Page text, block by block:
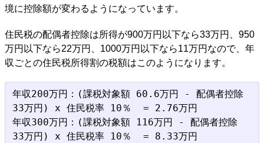
境に控除額が変わるようになっています。
住民税の配偶者控除は所得が900万円以下なら33万円、950
万円以下なら22万円、1000万円以下なら11万円なので、年
収ごとの住民税所得割の税額はこのようになります。
年収200万円：(課税対象額 60.6万円 - 配偶者控除
33万円) x 住民税率 10％  = 2.76万円
年収300万円：(課税対象額 116万円 - 配偶者控除
33万円) x 住民税率 10％  = 8.33万円